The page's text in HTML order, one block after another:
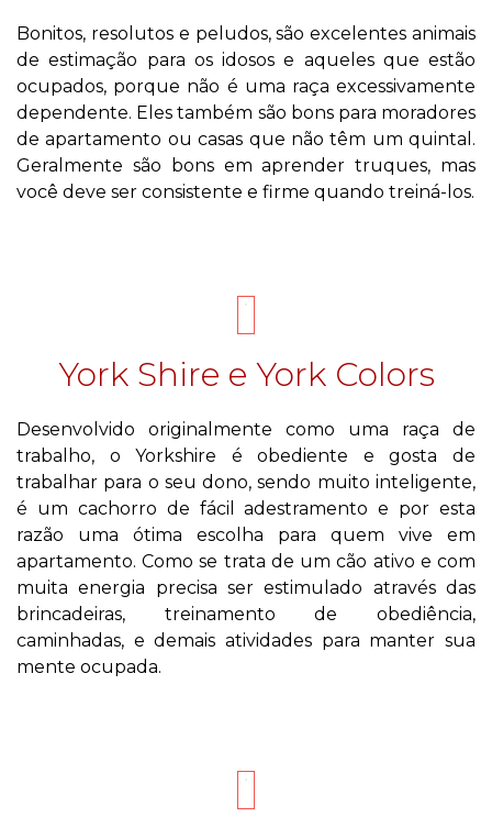
Bonitos, resolutos e peludos, são excelentes animais
de estimação para os idosos e aqueles que estão
ocupados, porque não é uma raça excessivamente
dependente. Eles também são bons para moradores
de apartamento ou casas que não têm um quintal.
Geralmente são bons em aprender truques, mas
você deve ser consistente e firme quando treiná-los.
York Shire e York Colors
Desenvolvido originalmente como uma raça de
trabalho, o Yorkshire é obediente e gosta de
trabalhar para o seu dono, sendo muito inteligente,
é um cachorro de fácil adestramento e por esta
razão uma ótima escolha para quem vive em
apartamento. Como se trata de um cão ativo e com
muita energia precisa ser estimulado através das
brincadeiras, treinamento de obediência,
caminhadas, e demais atividades para manter sua
mente ocupada.